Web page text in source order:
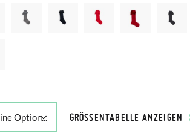
GRÖSSENTABELLE ANZEIGEN